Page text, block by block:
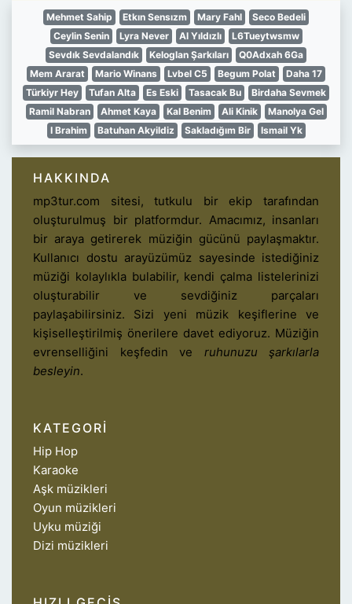
Mehmet Sahip Etkın Sensızm Mary Fahl
Seco Bedeli
Ceylin Senin
Lyra Never Al Yıldızlı
L6Tueytwsmw
Sevdık Sevdalandık
Keloglan Şarkıları
Q0Adxah 6Ga
Mem Ararat
Mario Winans Lvbel C5 Begum Polat
Daha 17
Türkiyr Hey
Tufan Alta Es Eski Tasacak Bu
Birdaha Sevmek
Ramil Nabran
Ahmet Kaya Kal Benim Ali Kinik
Manolya Gel
I Brahim
Batuhan Akyildiz Sakladığım Bir Ismail Yk
HAKKINDA
mp3tur.com sitesi, tutkulu bir ekip tarafından
oluşturulmuş bir platformdur. Amacımız, insanları
bir araya getirerek müziğin gücünü paylaşmaktır.
Kullanıcı dostu arayüzümüz sayesinde istediğiniz
müziği kolaylıkla bulabilir, kendi çalma listelerinizi
oluşturabilir ve sevdiğiniz parçaları
paylaşabilirsiniz. Sizi yeni müzik keşiflerine ve
kişiselleştirilmiş önerilere davet ediyoruz. Müziğin
evrenselliğini keşfedin ve ruhunuzu şarkılarla
besleyin.
KATEGORI
Hip Hop
Karaoke
Aşk müzikleri
Oyun müzikleri
Uyku müziği
Dizi müzikleri